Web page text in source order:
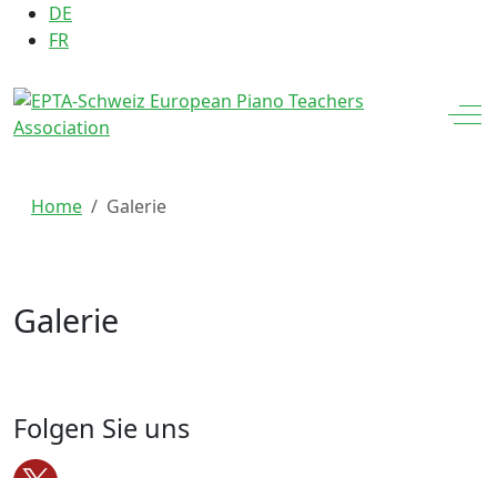
Sprache auswählen
DE
FR
Home Galerie
Galerie
Folgen Sie uns